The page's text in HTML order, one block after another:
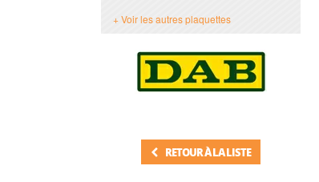
+ Voir les autres plaquettes
RETOUR À LA LISTE